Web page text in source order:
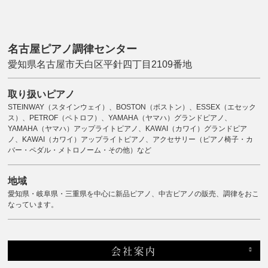
名古屋ピアノ調律センター
愛知県名古屋市天白区平針四丁目2109番地
取り扱いピアノ
STEINWAY（スタインウェイ）、BOSTON（ボストン）、ESSEX（エセック
ス）、PETROF（ペトロフ）、YAMAHA（ヤマハ）グランドピアノ、
YAMAHA（ヤマハ）アップライトピアノ、KAWAI（カワイ）グランドピア
ノ、KAWAI（カワイ）アップライトピアノ、アクセサリー（ピアノ椅子・カ
バー・ペダル・メトロノーム・その他）など
地域
愛知県・岐阜県・三重県を中心に新品ピアノ、中古ピアノの販売、調律をおこ
なっています。
会社案内